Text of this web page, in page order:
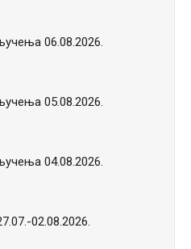
06.08.2026.
05.08.2026.
04.08.2026.
02.08.2026.